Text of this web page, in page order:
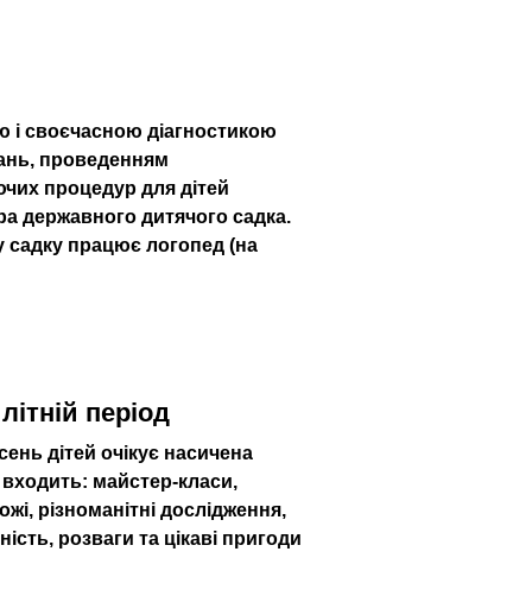
і своєчасною діагностикою
проведенням
процедур для дітей
державного дитячого садка.
садку працює логопед (на
період
дітей очікує насичена
майстер-класи,
різноманітні дослідження,
розваги та цікаві пригоди